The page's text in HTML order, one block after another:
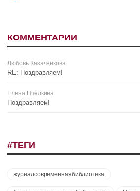
КОММЕНТАРИИ
Любовь Казаченкова
RE: Поздравляем!
Елена Пчёлкина
Поздравляем!
#ТЕГИ
журналсовременнаябиблиотека